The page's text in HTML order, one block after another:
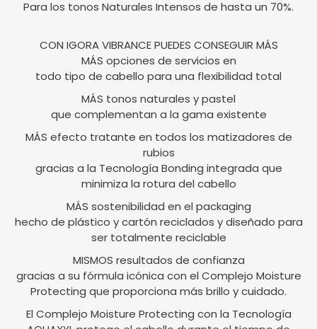
Para los tonos Naturales Intensos de hasta un 70%.
CON IGORA VIBRANCE PUEDES CONSEGUIR MÁS
MÁS opciones de servicios en
todo tipo de cabello para una flexibilidad total
MÁS tonos naturales y pastel
que complementan a la gama existente
MÁS efecto tratante en todos los matizadores de
rubios
gracias a la Tecnología Bonding integrada que
minimiza la rotura del cabello
MÁS sostenibilidad en el packaging
hecho de plástico y cartón reciclados y diseñado para
ser totalmente reciclable
MISMOS resultados de confianza
gracias a su fórmula icónica con el Complejo Moisture
Protecting que proporciona más brillo y cuidado.
El Complejo Moisture Protecting con la Tecnología